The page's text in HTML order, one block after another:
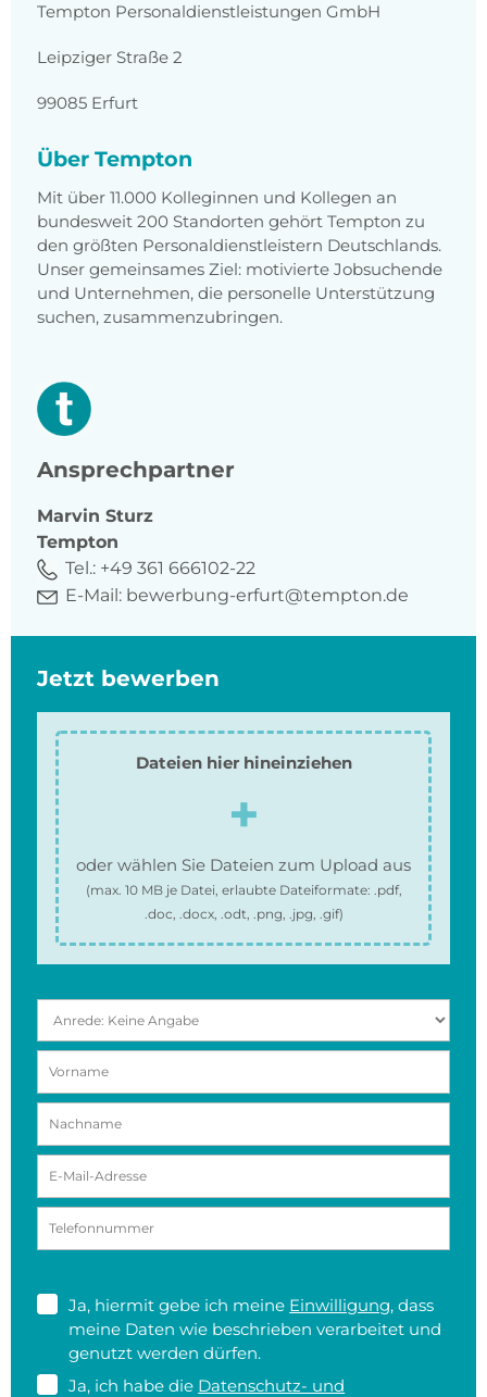
Tempton Personaldienstleistungen GmbH
Leipziger Straße 2
99085 Erfurt
Über Tempton
Mit über 11.000 Kolleginnen und Kollegen an
bundesweit 200 Standorten gehört Tempton zu
den größten Personaldienstleistern Deutschlands.
Unser gemeinsames Ziel: motivierte Jobsuchende
und Unternehmen, die personelle Unterstützung
suchen, zusammenzubringen.
Ansprechpartner
Marvin Sturz
Tempton
Tel.: +49 361 666102-22
E-Mail: bewerbung-erfurt@tempton.de
Jetzt bewerben
Dateien hier hineinziehen
oder wählen Sie Dateien zum Upload aus
(max. 10 MBje Datei, erlaubte Dateiformate: .pdf,
.doc, .docx, .odt, .png, .jpg, .gif)
Ja, hiermit gebe ich meine Einwilligung, dass
meine Daten wie beschrieben verarbeitet und
genutzt werden dürfen.
Ja, ich habe die Datenschutz- und